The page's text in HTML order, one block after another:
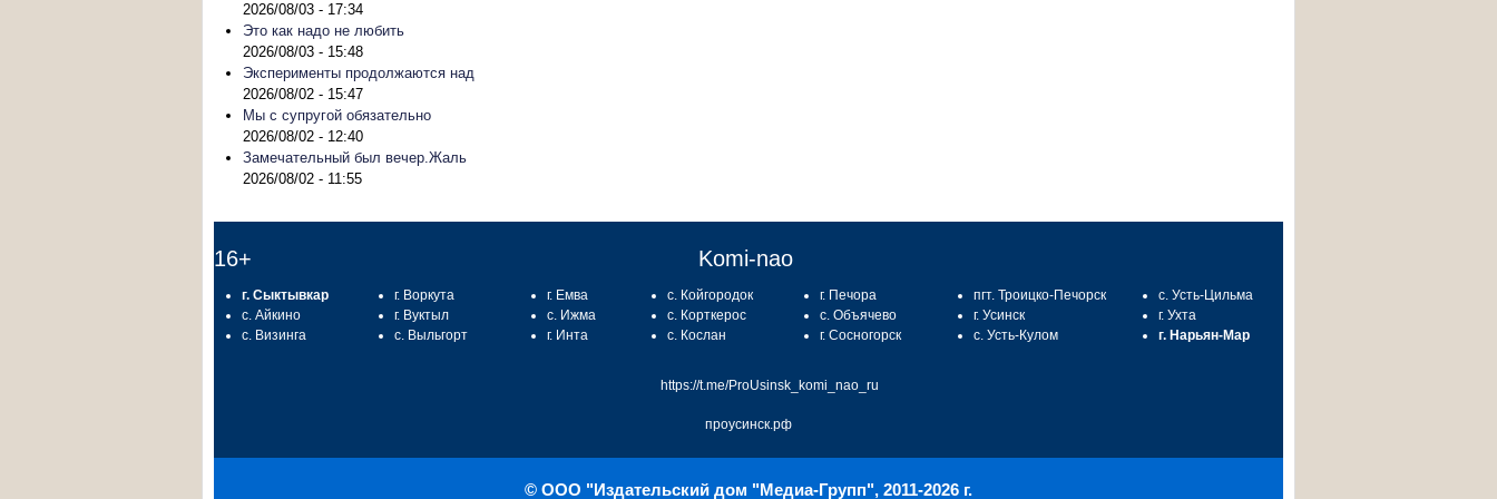
2026/08/03 - 17:34
Это как надо не любить
2026/08/03 - 15:48
Эксперименты продолжаются над
2026/08/02 - 15:47
Мы с супругой обязательно
2026/08/02 - 12:40
Замечательный был вечер.Жаль
2026/08/02 - 11:55
16+ Komi-nao
г. Сыктывкар
с. Айкино
с. Визинга
г. Воркута
г. Вуктыл
с. Выльгорт
г. Емва
с. Ижма
г. Инта
с. Койгородок
с. Корткерос
с. Кослан
г. Печора
с. Объячево
г. Сосногорск
пгт. Троицко-Печорск
г. Усинск
с. Усть-Кулом
с. Усть-Цильма
г. Ухта
г. Нарьян-Мар
https://t.me/ProUsinsk_komi_nao_ru
проусинск.рф
© ООО "Издательский дом "Медиа-Групп", 2011-2026 г.